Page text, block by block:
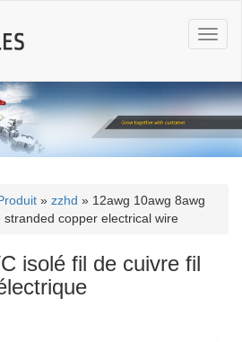
T
o
g
l
n
a
» zzhd » 12awg 10awg 8awg
stranded copper electrical wire
isolé fil de cuivre fil